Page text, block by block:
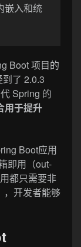
嵌入和统
Boot 项目的
了 2.0.3
Spring 的
用于提升
Boot应用
即用（out-
都只需要非
，开发者能够